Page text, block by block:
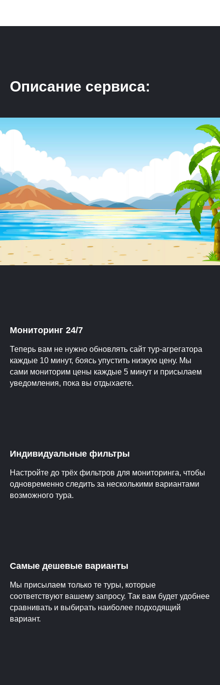
Описание сервиса:
Мониторинг 24/7
Теперь вам не нужно обновлять сайт тур-агрегатора
каждые 10 минут, боясь упустить низкую цену. Мы
сами мониторим цены каждые 5 минут и присылаем
уведомления, пока вы отдыхаете.
Индивидуальные фильтры
Настройте до трёх фильтров для мониторинга, чтобы
одновременно следить за несколькими вариантами
возможного тура.
Самые дешевые варианты
Мы присылаем только те туры, которые
соответствуют вашему запросу. Так вам будет удобнее
сравнивать и выбирать наиболее подходящий
вариант.